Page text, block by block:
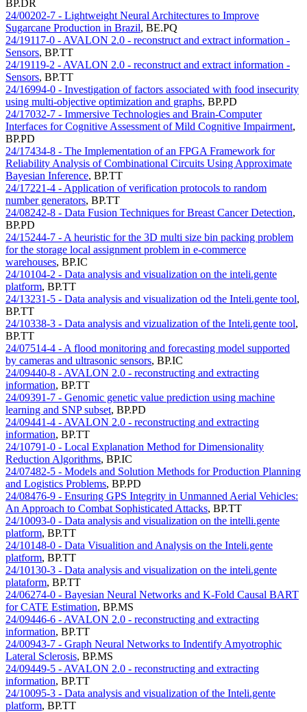
BP.DR
24/00202-7 - Lightweight Neural Architectures to Improve
Sugarcane Production in Brazil, BE.PQ
24/19117-0 - AVALON 2.0 - reconstruct and extract information -
Sensors, BP.TT
24/19119-2 - AVALON 2.0 - reconstruct and extract information -
Sensors, BP.TT
24/16994-0 - Investigation of factors associated with food insecurity
using multi-objective optimization and graphs, BP.PD
24/17032-7 - Immersive Technologies and Brain-Computer
Interfaces for Cognitive Assessment of Mild Cognitive Impairment,
BP.PD
24/17434-8 - The Implementation of an FPGA Framework for
Reliability Analysis of Combinational Circuits Using Approximate
Bayesian Inference, BP.TT
24/17221-4 - Application of verification protocols to random
number generators, BP.TT
24/08242-8 - Data Fusion Techniques for Breast Cancer Detection,
BP.PD
24/15244-7 - A heuristic for the 3D multi size bin packing problem
for the storage local assignment problem in e-commerce
warehouses, BP.IC
24/10104-2 - Data analysis and visualization on the inteli.gente
platform, BP.TT
24/13231-5 - Data analysis and visualization od the Inteli.gente tool,
BP.TT
24/10338-3 - Data analysis and vizualization of the Inteli.gente tool,
BP.TT
24/07514-4 - A flood monitoring and forecasting model supported
by cameras and ultrasonic sensors, BP.IC
24/09440-8 - AVALON 2.0 - reconstructing and extracting
information, BP.TT
24/09391-7 - Genomic genetic value prediction using machine
learning and SNP subset, BP.PD
24/09441-4 - AVALON 2.0 - reconstructing and extracting
information, BP.TT
24/10791-0 - Local Explanation Method for Dimensionality
Reduction Algorithms, BP.IC
24/07482-5 - Models and Solution Methods for Production Planning
and Logistics Problems, BP.PD
24/08476-9 - Ensuring GPS Integrity in Unmanned Aerial Vehicles:
An Approach to Combat Sophisticated Attacks, BP.TT
24/10093-0 - Data analysis and visualization on the intelli.gente
platform, BP.TT
24/10148-0 - Data Visualition and Analysis on the Inteli.gente
platform, BP.TT
24/10130-3 - Data analysis and visualization on the inteli.gente
plataform, BP.TT
24/06274-0 - Bayesian Neural Networks and K-Fold Causal BART
for CATE Estimation, BP.MS
24/09446-6 - AVALON 2.0 - reconstructing and extracting
information, BP.TT
24/00943-7 - Graph Neural Networks to Indentify Amyotrophic
Lateral Sclerosis, BP.MS
24/09449-5 - AVALON 2.0 - reconstructing and extracting
information, BP.TT
24/10095-3 - Data analysis and visualization of the Inteli.gente
platform, BP.TT